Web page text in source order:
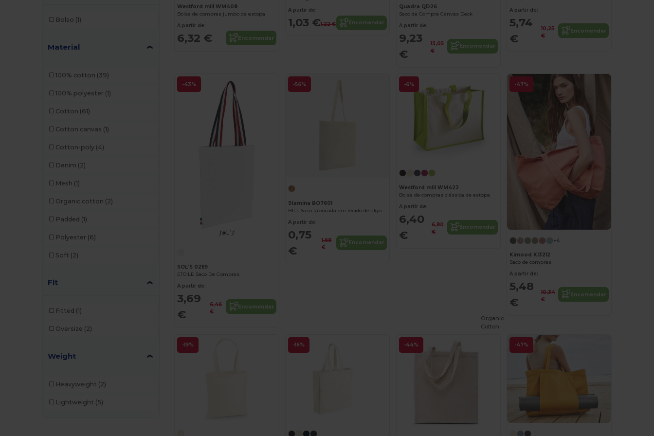
Bolso (1)
Material
100% cotton (39)
100% polyester (1)
Cotton (61)
Cotton canvas (1)
Cotton-poly (4)
Denim (2)
Mesh (1)
Organic cotton (2)
Padded (1)
Polyester (6)
Soft (2)
Fit
Fitted (1)
Oversize (2)
Weight
Heavyweight (2)
Lightweight (5)
Westford mill WM408
Bolsa de compras jumbo de estopa
A partir de:
6,32 € Encomendar
A partir de:
1,03 €1,22 € Encomendar
Quadra QD26
Saco de Compra Canvas Deck
A partir de:
9,23
€
13,05
€
Encomendar
A partir de:
5,74
€
10,25
€
Encomendar
-43%
SOL'S 02119
ETOILE Saco De Compras
A partir de:
3,69
€
6,46
€
Encomendar
-56%
Stamina BO7601
A partir de:
0,75
€
1,69
€
Encomendar
-6%
Westford mill WM422
Bolsa de compras clássica de estopa
A partir de:
6,40
€
6,80
€
Encomendar
-47%
+4
Kimood KI3212
Saco de compras
A partir de:
5,48
€
10,34
€
Encomendar
-19% -16% -44% -47%
Organic
Cotton